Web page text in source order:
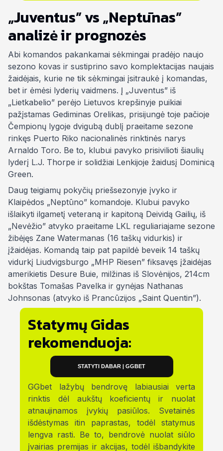
„Juventus” vs „Neptūnas”
analizė ir prognozės
Abi komandos pakankamai sėkmingai pradėjo naujo
sezono kovas ir sustiprino savo komplektacijas naujais
žaidėjais, kurie ne tik sėkmingai įsitraukė į komandas,
bet ir ėmėsi lyderių vaidmens. Į „Juventus” iš
„Lietkabelio” perėjo Lietuvos krepšinyje puikiai
pažįstamas Gediminas Orelikas, prisijungė toje pačioje
Čempionų lygoje dvigubą dublį praeitame sezone
rinkęs Puerto Riko nacionalinės rinktinės narys
Arnaldo Toro. Be to, klubui pavyko prisivilioti šiaulių
lyderį L.J. Thorpe ir solidžiai Lenkijoje žaidusį Dominicą
Green.
Daug teigiamų pokyčių priešsezonyje įvyko ir
Klaipėdos „Neptūno” komandoje. Klubui pavyko
išlaikyti ilgametį veteraną ir kapitoną Deividą Gailių, iš
„Nevėžio” atvyko praeitame LKL reguliariajame sezone
žibėjęs Zane Watermanas (16 taškų vidurkis) ir
įžaidėjas. Komandą taip pat papildė beveik 14 taškų
vidurkį Liudvigsburgo „MHP Riesen” fiksavęs įžaidėjas
amerikietis Desure Buie, milžinas iš Slovėnijos, 214cm
bokštas Tomašas Pavelka ir gynėjas Nathanas
Johnsonas (atvyko iš Prancūzijos „Saint Quentin”).
Statymų Gidas
rekomenduoja:
STATYTI DABAR | GGBET
GGbet lažybų bendrovę labiausiai verta
rinktis dėl aukštų koeficientų ir nuolat
atnaujinamos įvykių pasiūlos. Svetainės
išdėstymas itin paprastas, todėl statymus
lengva rasti. Be to, bendrovė nuolat siūlo
įvairias premijas ir akcijas, todėl išbandykite